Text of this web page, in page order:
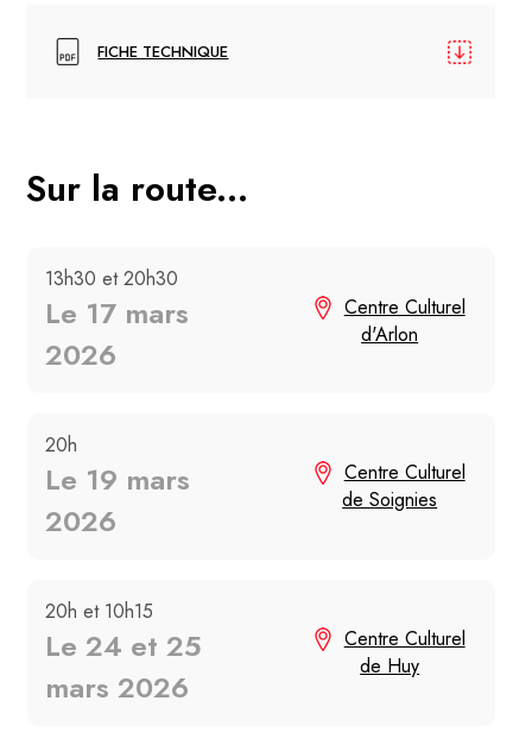
FICHE TECHNIQUE
Sur la route...
13h30 et 20h30
Le 17 mars
2026
Centre Culturel
d'Arlon
20h
Le 19 mars
2026
Centre Culturel
de Soignies
20h et 10h15
Le 24 et 25
mars 2026
Centre Culturel
de Huy